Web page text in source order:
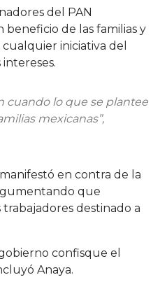
del PAN
de las familias y
iniciativa del
cuando lo que se plantee
mexicanas”,
en contra de la
que
destinado a
confisque el
Anaya.